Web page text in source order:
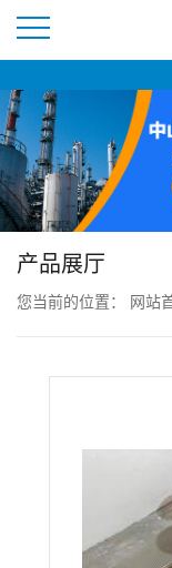
司
首
页
公
产品展厅
您当前的位置： 网站